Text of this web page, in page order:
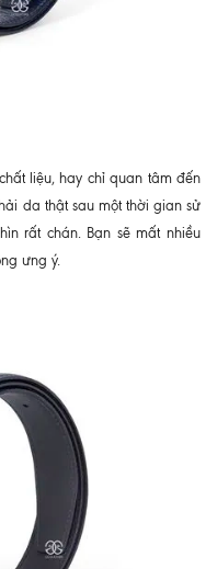
liệu, hay chỉ quan tâm đến
da thật sau một thời gian sử
rất chán. Bạn sẽ mất nhiều
ưng ý.